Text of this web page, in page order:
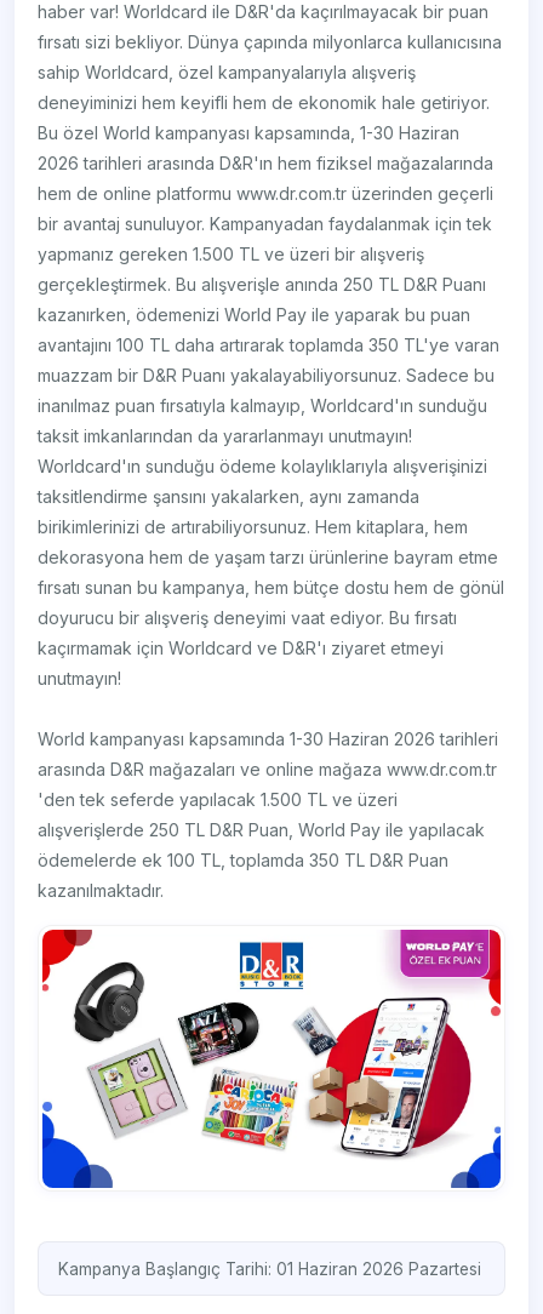
haber var! Worldcard ile D&R'da kaçırılmayacak bir puan
fırsatı sizi bekliyor. Dünya çapında milyonlarca kullanıcısına
sahip Worldcard, özel kampanyalarıyla alışveriş
deneyiminizi hem keyifli hem de ekonomik hale getiriyor.
Bu özel World kampanyası kapsamında, 1-30 Haziran
2026 tarihleri arasında D&R'ın hem fiziksel mağazalarında
hem de online platformu www.dr.com.tr üzerinden geçerli
bir avantaj sunuluyor. Kampanyadan faydalanmak için tek
yapmanız gereken 1.500 TL ve üzeri bir alışveriş
gerçekleştirmek. Bu alışverişle anında 250 TL D&R Puanı
kazanırken, ödemenizi World Pay ile yaparak bu puan
avantajını 100 TL daha artırarak toplamda 350 TL'ye varan
muazzam bir D&R Puanı yakalayabiliyorsunuz. Sadece bu
inanılmaz puan fırsatıyla kalmayıp, Worldcard'ın sunduğu
taksit imkanlarından da yararlanmayı unutmayın!
Worldcard'ın sunduğu ödeme kolaylıklarıyla alışverişinizi
taksitlendirme şansını yakalarken, aynı zamanda
birikimlerinizi de artırabiliyorsunuz. Hem kitaplara, hem
dekorasyona hem de yaşam tarzı ürünlerine bayram etme
fırsatı sunan bu kampanya, hem bütçe dostu hem de gönül
doyurucu bir alışveriş deneyimi vaat ediyor. Bu fırsatı
kaçırmamak için Worldcard ve D&R'ı ziyaret etmeyi
unutmayın!
World kampanyası kapsamında 1-30 Haziran 2026 tarihleri
arasında D&R mağazaları ve online mağaza www.dr.com.tr
'den tek seferde yapılacak 1.500 TL ve üzeri
alışverişlerde 250 TL D&R Puan, World Pay ile yapılacak
ödemelerde ek 100 TL, toplamda 350 TL D&R Puan
kazanılmaktadır.
Kampanya Başlangıç Tarihi: 01 Haziran 2026 Pazartesi